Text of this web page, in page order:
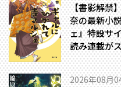
【書影解禁
奈の最新小
ェ』特設サ
読み連載が
2026年08月